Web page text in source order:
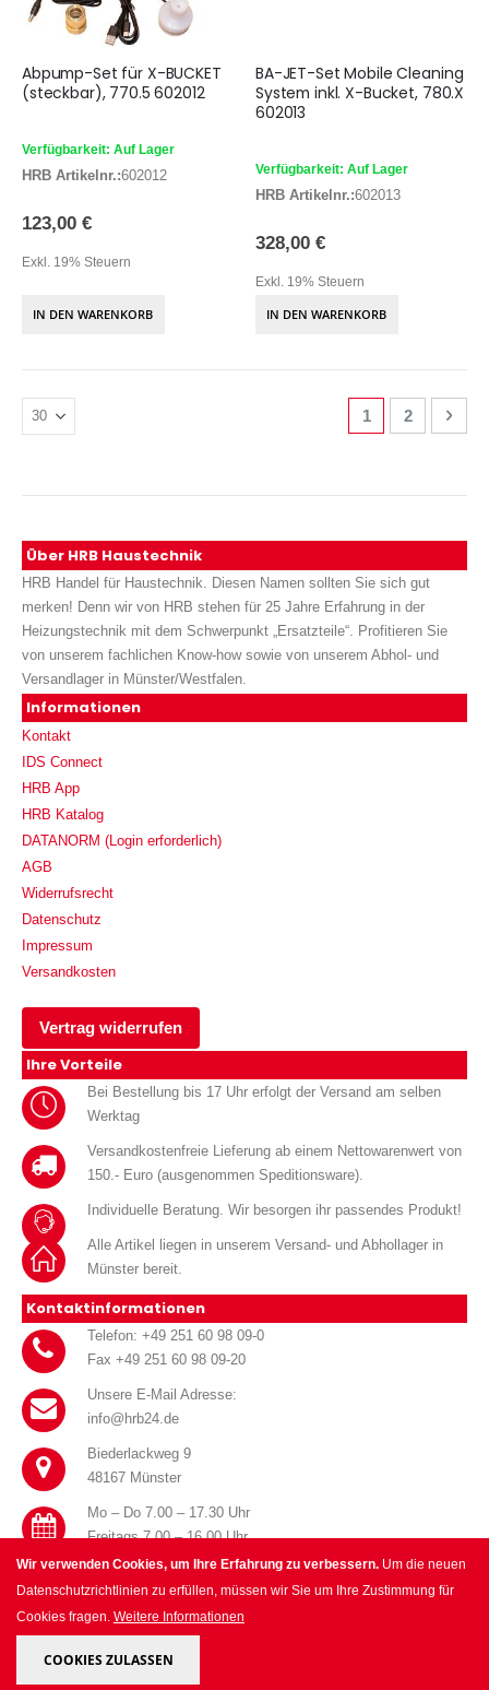
Wir verwenden Cookies, um Ihre Erfahrung zu verbessern. Um die neuen
Datenschutzrichtlinien zu erfüllen, müssen wir Sie um Ihre Zustimmung für
Cookies fragen. Weitere Informationen
COOKIES ZULASSEN
Abpump-Set für X-BUCKET
(steckbar), 770.5 602012
Verfügbarkeit: Auf Lager
HRB Artikelnr.:602012
123,00 €
Exkl. 19% Steuern
IN DEN WARENKORB
BA-JET-Set Mobile Cleaning
System inkl. X-Bucket, 780.X
602013
Verfügbarkeit: Auf Lager
HRB Artikelnr.:602013
328,00 €
Exkl. 19% Steuern
IN DEN WARENKORB
SeiteSie lesen
1 Seite
2 Seite
Über HRB Haustechnik
HRB Handel für Haustechnik. Diesen Namen sollten Sie sich gut
merken! Denn wir von HRB stehen für 25 Jahre Erfahrung in der
Heizungstechnik mit dem Schwerpunkt „Ersatzteile“. Profitieren Sie
von unserem fachlichen Know-how sowie von unserem Abhol- und
Versandlager in Münster/Westfalen.
Informationen
Kontakt
IDS Connect
HRB App
HRB Katalog
DATANORM (Login erforderlich)
AGB
Widerrufsrecht
Datenschutz
Impressum
Versandkosten
Vertrag widerrufen
Ihre Vorteile
Bei Bestellung bis 17 Uhr erfolgt der Versand am selben
Werktag
Versandkostenfreie Lieferung ab einem Nettowarenwert von
150.- Euro (ausgenommen Speditionsware).
Individuelle Beratung. Wir besorgen ihr passendes Produkt!
Alle Artikel liegen in unserem Versand- und Abhollager in
Münster bereit.
Kontaktinformationen
Telefon: +49 251 60 98 09-0
Fax +49 251 60 98 09-20
Unsere E-Mail Adresse:
info@hrb24.de
Biederlackweg 9
48167 Münster
Mo – Do 7.00 – 17.30 Uhr
Freitags 7.00 – 16.00 Uhr